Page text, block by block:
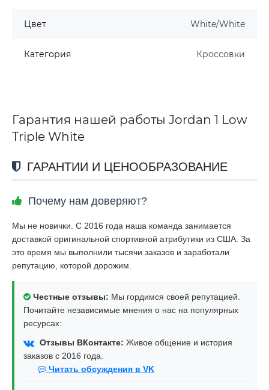
Цвет White/White
Категория Кроссовки
Гарантия нашей работы Jordan 1 Low
Triple White
ГАРАНТИИ И ЦЕНООБРАЗОВАНИЕ
Почему нам доверяют?
Мы не новички. С 2016 года наша команда занимается
доставкой оригинальной спортивной атрибутики из США. За
это время мы выполнили тысячи заказов и заработали
репутацию, которой дорожим.
Честные отзывы: Мы гордимся своей репутацией.
Почитайте независимые мнения о нас на популярных
ресурсах:
Отзывы ВКонтакте: Живое общение и история
заказов с 2016 года.
Читать обсуждения в VK